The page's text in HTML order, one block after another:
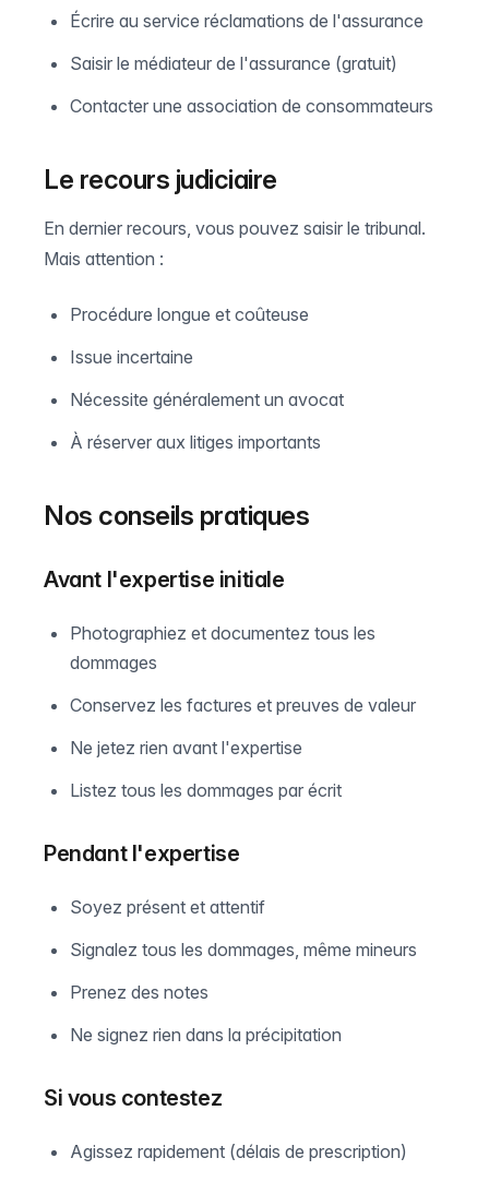
Écrire au service réclamations de l'assurance
Saisir le médiateur de l'assurance (gratuit)
Contacter une association de consommateurs
Le recours judiciaire
En dernier recours, vous pouvez saisir le tribunal.
Mais attention :
Procédure longue et coûteuse
Issue incertaine
Nécessite généralement un avocat
À réserver aux litiges importants
Nos conseils pratiques
Avant l'expertise initiale
Photographiez et documentez tous les
dommages
Conservez les factures et preuves de valeur
Ne jetez rien avant l'expertise
Listez tous les dommages par écrit
Pendant l'expertise
Soyez présent et attentif
Signalez tous les dommages, même mineurs
Prenez des notes
Ne signez rien dans la précipitation
Si vous contestez
Agissez rapidement (délais de prescription)